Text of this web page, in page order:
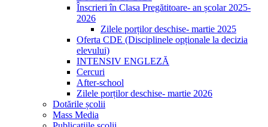
Înscrieri în Clasa Pregătitoare- an școlar 2025-
2026
Zilele porților deschise- martie 2025
Oferta CDE (Disciplinele opționale la decizia
elevului)
INTENSIV ENGLEZĂ
Cercuri
After-school
Zilele porților deschise- martie 2026
Dotările școlii
Mass Media